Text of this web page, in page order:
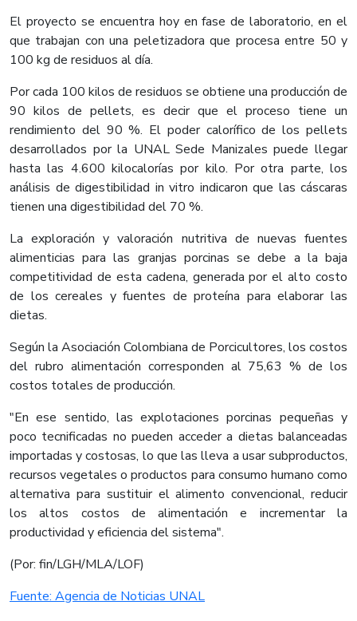
El proyecto se encuentra hoy en fase de laboratorio, en el
que trabajan con una peletizadora que procesa entre 50 y
100 kg de residuos al día.
Por cada 100 kilos de residuos se obtiene una producción de
90 kilos de pellets, es decir que el proceso tiene un
rendimiento del 90 %. El poder calorífico de los pellets
desarrollados por la UNAL Sede Manizales puede llegar
hasta las 4.600 kilocalorías por kilo. Por otra parte, los
análisis de digestibilidad in vitro indicaron que las cáscaras
tienen una digestibilidad del 70 %.
La exploración y valoración nutritiva de nuevas fuentes
alimenticias para las granjas porcinas se debe a la baja
competitividad de esta cadena, generada por el alto costo
de los cereales y fuentes de proteína para elaborar las
dietas.
Según la Asociación Colombiana de Porcicultores, los costos
del rubro alimentación corresponden al 75,63 % de los
costos totales de producción.
"En ese sentido, las explotaciones porcinas pequeñas y
poco tecnificadas no pueden acceder a dietas balanceadas
importadas y costosas, lo que las lleva a usar subproductos,
recursos vegetales o productos para consumo humano como
alternativa para sustituir el alimento convencional, reducir
los altos costos de alimentación e incrementar la
productividad y eficiencia del sistema".
(Por: fin/LGH/MLA/LOF)
Fuente: Agencia de Noticias UNAL